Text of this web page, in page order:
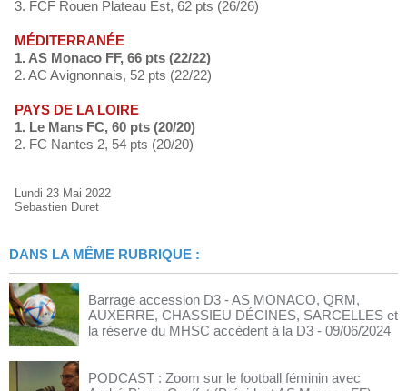
3. FCF Rouen Plateau Est, 62 pts (26/26)
MÉDITERRANÉE
1. AS Monaco FF, 66 pts (22/22)
2. AC Avignonnais, 52 pts (22/22)
PAYS DE LA LOIRE
1. Le Mans FC, 60 pts (20/20)
2. FC Nantes 2, 54 pts (20/20)
Lundi 23 Mai 2022
Sebastien Duret
DANS LA MÊME RUBRIQUE :
Barrage accession D3 - AS MONACO, QRM,
AUXERRE, CHASSIEU DÉCINES, SARCELLES et
la réserve du MHSC accèdent à la D3 - 09/06/2024
PODCAST : Zoom sur le football féminin avec